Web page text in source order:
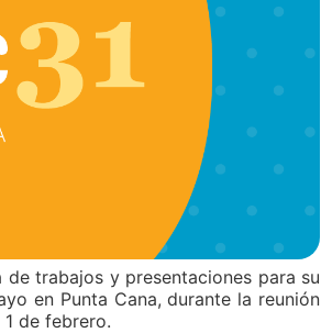
de trabajos y presentaciones para su
en Punta Cana, durante la reunión
1 de febrero.